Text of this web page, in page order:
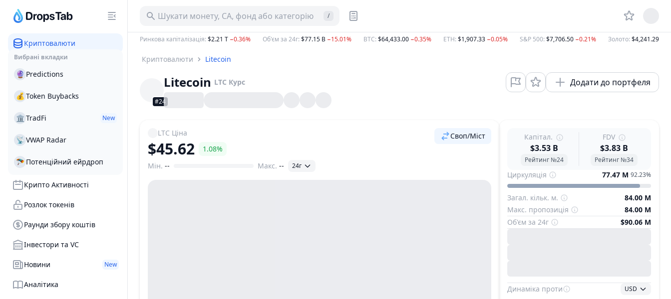
Криптовалюти
Вибрані вкладки
🔮 Predictions
💰 Token Buybacks
🏛 TradFi New
📡 VWAP Radar
🪂 Потенційний ейрдроп
Крипто Активності
Розлок токенів
Раунди збору коштів
Інвестори та VC
Новини New
Аналітика
Шукати монету, CA, фонд або категорію /
Ринкова капіталізація: $2.21 T −0.36% Об'єм за 24г: $77.15 B −15.01% BTC: $64,433.00 −0.35% ETH: $1,907.33 −0.05% S&P 500: $7,706.50 −0.21% Золото: $4,241.29
Криптовалюти Litecoin
#24
Litecoin LTC Курс Додати до портфеля
LTC Ціна
$45.62 1.08%
Своп/Міст
Діапазон цін
Мін. -- Макс. -- 24г
Капітал.
$3.53 B
Рейтинг №24
FDV
$3.83 B
Рейтинг №34
Циркуляція 77.47 M 92.23%
Загал. кільк. м.
84.00 M
Макс. пропозиція
84.00 M
Об'єм за 24г
$90.06 M
Динаміка проти USD